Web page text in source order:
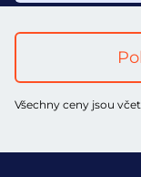
Všechny ceny jsou